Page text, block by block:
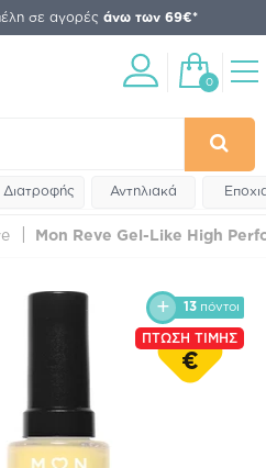
σε αγορές άνω των 69€*
0
Αντηλιακά
Mon Reve Gel-Like High
13 πόντοι
ΠΤΩΣΗ ΤΙΜΗΣ
€